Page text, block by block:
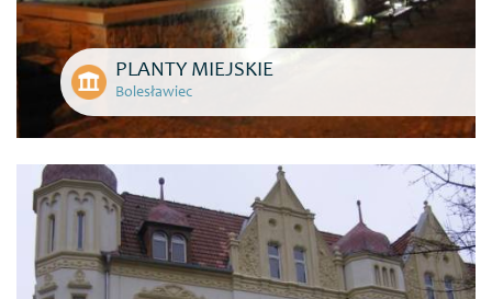
PLANTY MIEJSKIE
Bolesławiec